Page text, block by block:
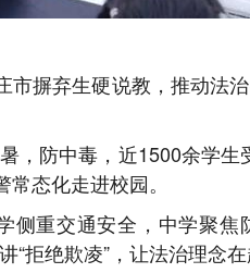
摒弃生硬说教，推动法治
，防中毒，近1500余学
态化走进校园。
重交通安全，中学聚焦
拒绝欺凌”，让法治理念在